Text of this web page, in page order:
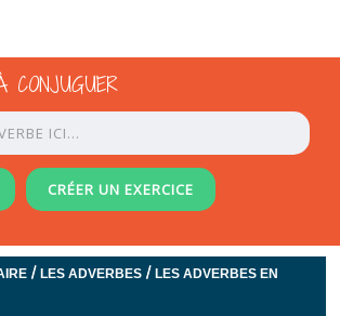
CONJUGUER
CRÉER UN EXERCICE
/LES ADVERBES /LES ADVERBES EN